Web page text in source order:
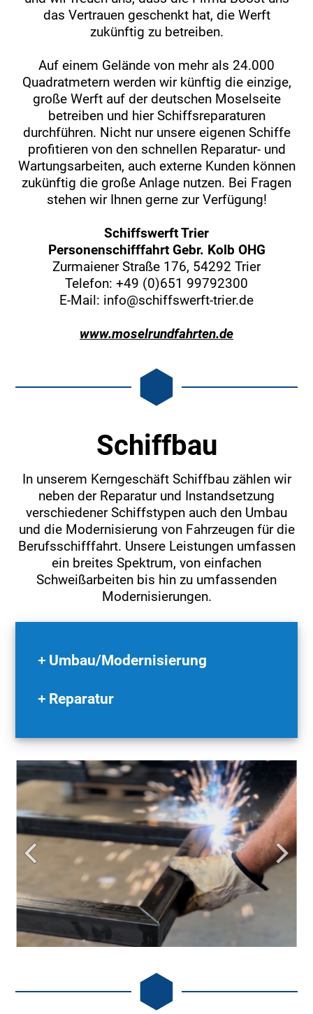
das Vertrauen geschenkt hat, die Werft
zukünftig zu betreiben.
Auf einem Gelände von mehr als 24.000
Quadratmetern werden wir künftig die einzige,
große Werft auf der deutschen Moselseite
betreiben und hier Schiffsreparaturen
durchführen. Nicht nur unsere eigenen Schiffe
profitieren von den schnellen Reparatur- und
Wartungsarbeiten, auch externe Kunden können
zukünftig die große Anlage nutzen. Bei Fragen
stehen wir Ihnen gerne zur Verfügung!
Schiffswerft Trier
Personenschifffahrt Gebr. Kolb OHG
Zurmaiener Straße 176, 54292 Trier
Telefon: +49 (0)651 99792300
E-Mail: info@schiffswerft-trier.de
www.moselrundfahrten.de
Schiffbau
In unserem Kerngeschäft Schiffbau zählen wir
neben der Reparatur und Instandsetzung
verschiedener Schiffstypen auch den Umbau
und die Modernisierung von Fahrzeugen für die
Berufsschifffahrt. Unsere Leistungen umfassen
ein breites Spektrum, von einfachen
Schweißarbeiten bis hin zu umfassenden
Modernisierungen.
Umbau/Modernisierung
Reparatur